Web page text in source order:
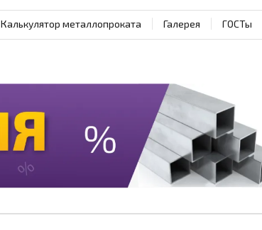
Калькулятор металлопроката Галерея ГОСТы